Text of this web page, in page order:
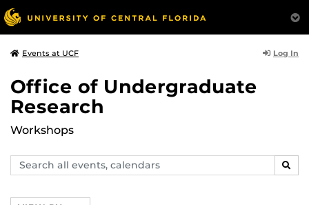
Events at UCF Log In
Office of Undergraduate
Research
Workshops
Search
events,